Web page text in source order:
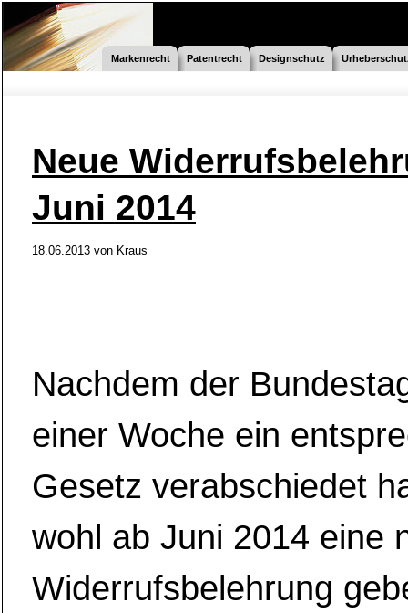
Markenrecht Patentrecht Designschutz
Neue
Juni 2014
18.06.2013 von Kraus
Nachdem der
einer Woche ein
Gesetz verabschiedet
wohl ab Juni 2014 eine
Widerrufsbelehrung